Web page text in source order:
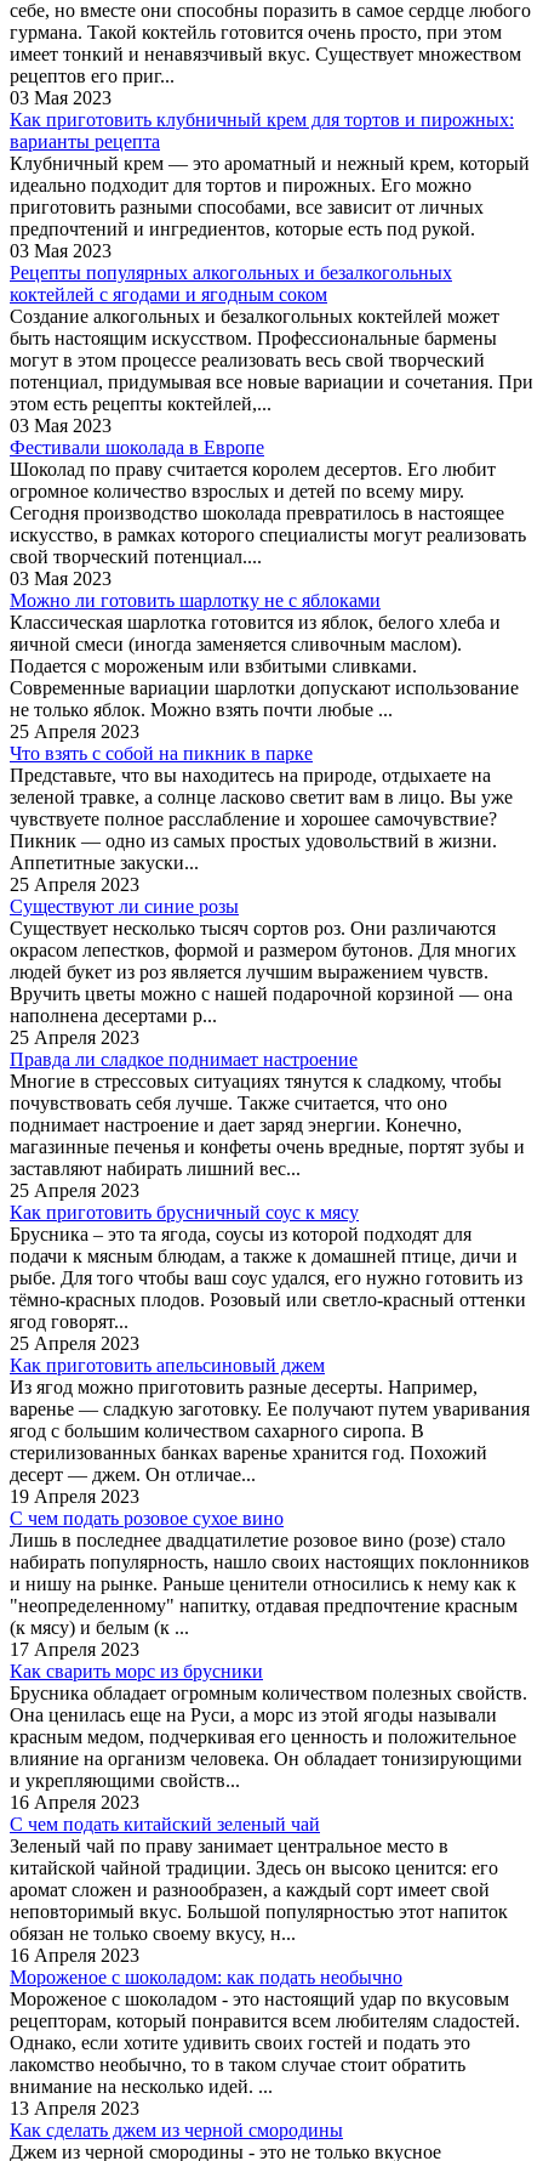
себе, но вместе они способны поразить в самое сердце любого
гурмана. Такой коктейль готовится очень просто, при этом
имеет тонкий и ненавязчивый вкус. Существует множеством
рецептов его приг...
03 Мая 2023
Как приготовить клубничный крем для тортов и пирожных:
варианты рецепта
Клубничный крем — это ароматный и нежный крем, который
идеально подходит для тортов и пирожных. Его можно
приготовить разными способами, все зависит от личных
предпочтений и ингредиентов, которые есть под рукой.
03 Мая 2023
Рецепты популярных алкогольных и безалкогольных
коктейлей с ягодами и ягодным соком
Создание алкогольных и безалкогольных коктейлей может
быть настоящим искусством. Профессиональные бармены
могут в этом процессе реализовать весь свой творческий
потенциал, придумывая все новые вариации и сочетания. При
этом есть рецепты коктейлей,...
03 Мая 2023
Фестивали шоколада в Европе
Шоколад по праву считается королем десертов. Его любит
огромное количество взрослых и детей по всему миру.
Сегодня производство шоколада превратилось в настоящее
искусство, в рамках которого специалисты могут реализовать
свой творческий потенциал....
03 Мая 2023
Можно ли готовить шарлотку не с яблоками
Классическая шарлотка готовится из яблок, белого хлеба и
яичной смеси (иногда заменяется сливочным маслом).
Подается с мороженым или взбитыми сливками.
Современные вариации шарлотки допускают использование
не только яблок. Можно взять почти любые ...
25 Апреля 2023
Что взять с собой на пикник в парке
Представьте, что вы находитесь на природе, отдыхаете на
зеленой травке, а солнце ласково светит вам в лицо. Вы уже
чувствуете полное расслабление и хорошее самочувствие?
Пикник — одно из самых простых удовольствий в жизни.
Аппетитные закуски...
25 Апреля 2023
Существуют ли синие розы
Существует несколько тысяч сортов роз. Они различаются
окрасом лепестков, формой и размером бутонов. Для многих
людей букет из роз является лучшим выражением чувств.
Вручить цветы можно с нашей подарочной корзиной — она
наполнена десертами р...
25 Апреля 2023
Правда ли сладкое поднимает настроение
Многие в стрессовых ситуациях тянутся к сладкому, чтобы
почувствовать себя лучше. Также считается, что оно
поднимает настроение и дает заряд энергии. Конечно,
магазинные печенья и конфеты очень вредные, портят зубы и
заставляют набирать лишний вес...
25 Апреля 2023
Как приготовить брусничный соус к мясу
Брусника – это та ягода, соусы из которой подходят для
подачи к мясным блюдам, а также к домашней птице, дичи и
рыбе. Для того чтобы ваш соус удался, его нужно готовить из
тёмно-красных плодов. Розовый или светло-красный оттенки
ягод говорят...
25 Апреля 2023
Как приготовить апельсиновый джем
Из ягод можно приготовить разные десерты. Например,
варенье — сладкую заготовку. Ее получают путем уваривания
ягод с большим количеством сахарного сиропа. В
стерилизованных банках варенье хранится год. Похожий
десерт — джем. Он отличае...
19 Апреля 2023
С чем подать розовое сухое вино
Лишь в последнее двадцатилетие розовое вино (розе) стало
набирать популярность, нашло своих настоящих поклонников
и нишу на рынке. Раньше ценители относились к нему как к
"неопределенному" напитку, отдавая предпочтение красным
(к мясу) и белым (к ...
17 Апреля 2023
Как сварить морс из брусники
Брусника обладает огромным количеством полезных свойств.
Она ценилась еще на Руси, а морс из этой ягоды называли
красным медом, подчеркивая его ценность и положительное
влияние на организм человека. Он обладает тонизирующими
и укрепляющими свойств...
16 Апреля 2023
С чем подать китайский зеленый чай
Зеленый чай по праву занимает центральное место в
китайской чайной традиции. Здесь он высоко ценится: его
аромат сложен и разнообразен, а каждый сорт имеет свой
неповторимый вкус. Большой популярностью этот напиток
обязан не только своему вкусу, н...
16 Апреля 2023
Мороженое с шоколадом: как подать необычно
Мороженое с шоколадом - это настоящий удар по вкусовым
рецепторам, который понравится всем любителям сладостей.
Однако, если хотите удивить своих гостей и подать это
лакомство необычно, то в таком случае стоит обратить
внимание на несколько идей. ...
13 Апреля 2023
Как сделать джем из черной смородины
Джем из черной смородины - это не только вкусное